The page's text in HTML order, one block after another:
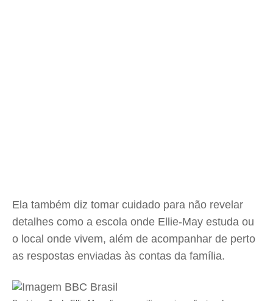
Ela também diz tomar cuidado para não revelar
detalhes como a escola onde Ellie-May estuda ou
o local onde vivem, além de acompanhar de perto
as respostas enviadas às contas da família.